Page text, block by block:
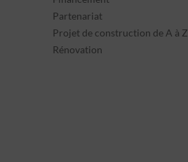
Partenariat
Projet de construction de A à Z
Rénovation